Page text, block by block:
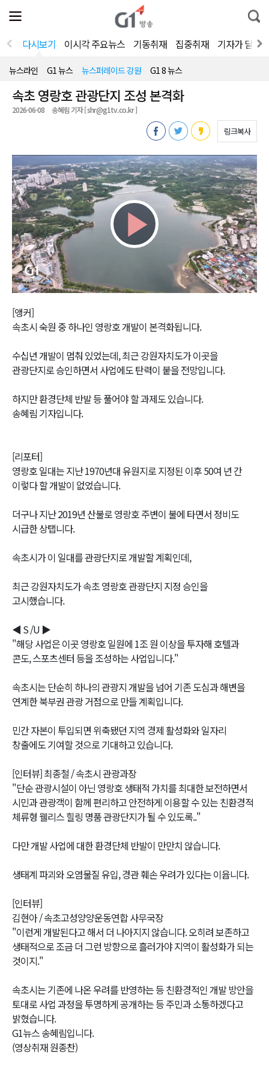
전
체
뉴
열
통
합
색
다시보기 이시각 주요뉴스 기동취재 집중취재 기자가 달려
뉴스라인 G1 뉴스 뉴스퍼레이드 강원 G1 8 뉴스
속초 영랑호 관광단지 조성 본격화
2026-06-08 송혜림 기자 [ shr@g1tv.co.kr ]
링크복사
Play
Video
[앵커]
속초시 숙원 중 하나인 영랑호 개발이 본격화됩니다.
수십년 개발이 멈춰 있었는데, 최근 강원자치도가 이곳을
관광단지로 승인하면서 사업에도 탄력이 붙을 전망입니다.
하지만 환경단체 반발 등 풀어야 할 과제도 있습니다.
송혜림 기자입니다.
[리포터]
영랑호 일대는 지난 1970년대 유원지로 지정된 이후 50여 년 간
이렇다 할 개발이 없었습니다.
더구나 지난 2019년 산불로 영랑호 주변이 불에 타면서 정비도
시급한 상탭니다.
속초시가 이 일대를 관광단지로 개발할 계획인데,
최근 강원자치도가 속초 영랑호 관광단지 지정 승인을
고시했습니다.
◀ S /U ▶
"해당 사업은 이곳 영랑호 일원에 1조 원 이상을 투자해 호텔과
콘도, 스포츠센터 등을 조성하는 사업입니다."
속초시는 단순히 하나의 관광지 개발을 넘어 기존 도심과 해변을
연계한 북부권 관광 거점으로 만들 계획입니다.
민간 자본이 투입되면 위축됐던 지역 경제 활성화와 일자리
창출에도 기여할 것으로 기대하고 있습니다.
[인터뷰] 최종철 / 속초시 관광과장
"단순 관광시설이 아닌 영랑호 생태적 가치를 최대한 보전하면서
시민과 관광객이 함께 편리하고 안전하게 이용할 수 있는 친환경적
체류형 웰리스 힐링 명품 관광단지가 될 수 있도록.."
다만 개발 사업에 대한 환경단체 반발이 만만치 않습니다.
생태계 파괴와 오염물질 유입, 경관 훼손 우려가 있다는 이윱니다.
[인터뷰]
김현아 / 속초고성양양운동연합 사무국장
"이런게 개발된다고 해서 더 나아지지 않습니다. 오히려 보존하고
생태적으로 조금 더 그런 방향으로 흘러가야 지역이 활성화가 되는
것이지."
속초시는 기존에 나온 우려를 반영하는 등 친환경적인 개발 방안을
토대로 사업 과정을 투명하게 공개하는 등 주민과 소통하겠다고
밝혔습니다.
G1뉴스 송혜림입니다.
(영상취재 원종찬)